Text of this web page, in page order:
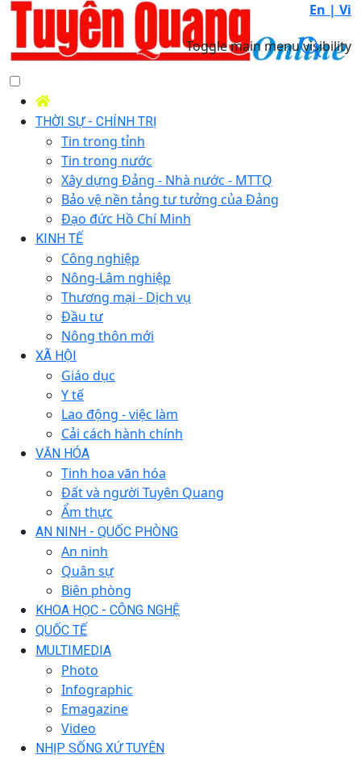
En | Vi
Toggle main menu visibility
THỜI SỰ - CHÍNH TRỊ
Tin trong tỉnh
Tin trong nước
Xây dựng Đảng - Nhà nước - MTTQ
Bảo vệ nền tảng tư tưởng của Đảng
Đạo đức Hồ Chí Minh
KINH TẾ
Công nghiệp
Nông-Lâm nghiệp
Thương mại - Dịch vụ
Đầu tư
Nông thôn mới
XÃ HỘI
Giáo dục
Y tế
Lao động - việc làm
Cải cách hành chính
VĂN HÓA
Tinh hoa văn hóa
Đất và người Tuyên Quang
Ẩm thực
AN NINH - QUỐC PHÒNG
An ninh
Quân sự
Biên phòng
KHOA HỌC - CÔNG NGHỆ
QUỐC TẾ
MULTIMEDIA
Photo
Infographic
Emagazine
Video
NHỊP SỐNG XỨ TUYÊN